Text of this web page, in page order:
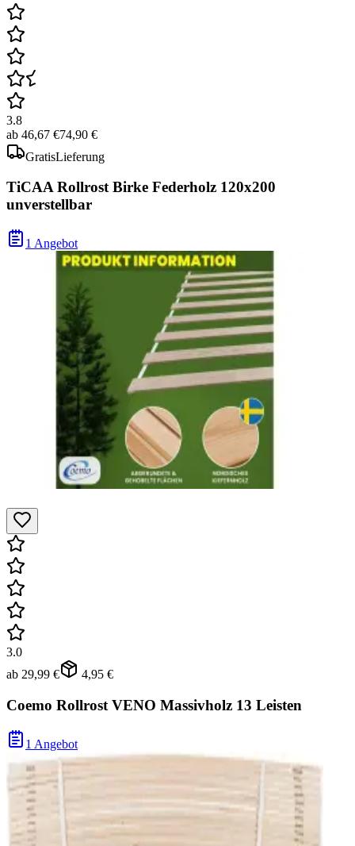
3.8
ab 46,67 €74,90 €
GratisLieferung
TiCAA Rollrost Birke Federholz 120x200
unverstellbar
1 Angebot
3.0
ab 29,99 € 4,95 €
Coemo Rollrost VENO Massivholz 13 Leisten
1 Angebot